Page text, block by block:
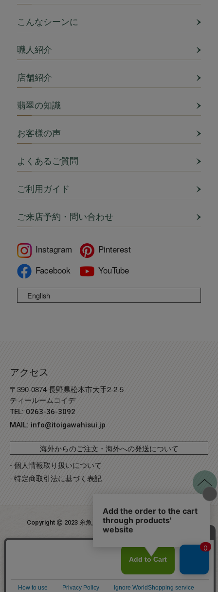
こんなシーンに
職人紹介
店舗紹介
翡翠の知識
お客様の声
よくあるご質問
ご利用ガイド
ご来店予約・問い合わせ
Instagram
Pinterest
Facebook
YouTube
English
アクセス
〒390-0874 長野県松本市大手2-2-5
ティールームコイデ
TEL: 0263-36-3092
MAIL: info@itoigawahisui.jp
海外からのご注文・海外への発送について
- 個人情報取り扱いについて
- 特定商取引法に基づく表記
Copyright © 2023 糸魚川翡翠工房こたき. R2 事業再構築